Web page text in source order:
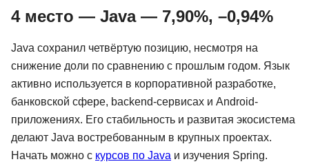
4 место — Java — 7,90%, –0,94%
Java сохранил четвёртую позицию, несмотря на
снижение доли по сравнению с прошлым годом. Язык
активно используется в корпоративной разработке,
банковской сфере, backend-сервисах и Android-
приложениях. Его стабильность и развитая экосистема
делают Java востребованным в крупных проектах.
Начать можно с курсов по Java и изучения Spring.